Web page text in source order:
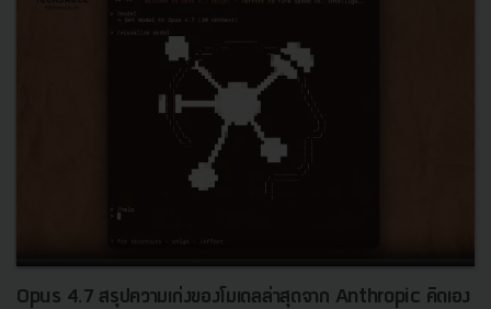
Opus 4.7 สรุปความเก่งของโมเดลล่าสุดจาก Anthropic คิดเอง